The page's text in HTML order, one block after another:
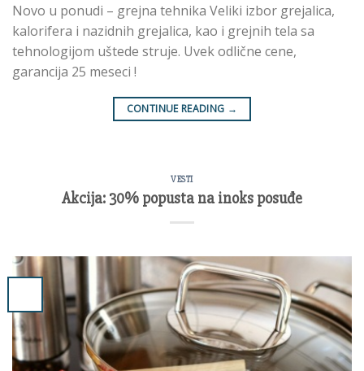
Novo u ponudi – grejna tehnika Veliki izbor grejalica,
kalorifera i nazidnih grejalica, kao i grejnih tela sa
tehnologijom uštede struje. Uvek odlične cene,
garancija 25 meseci !
CONTINUE READING →
VESTI
Akcija: 30% popusta na inoks posuđe